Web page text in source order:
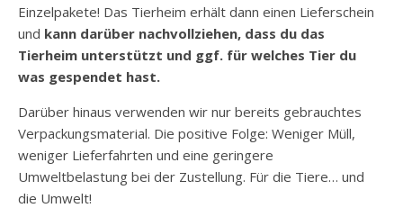
Einzelpakete! Das Tierheim erhält dann einen Lieferschein
und kann darüber nachvollziehen, dass du das
Tierheim unterstützt und ggf. für welches Tier du
was gespendet hast.
Darüber hinaus verwenden wir nur bereits gebrauchtes
Verpackungsmaterial. Die positive Folge: Weniger Müll,
weniger Lieferfahrten und eine geringere
Umweltbelastung bei der Zustellung. Für die Tiere… und
die Umwelt!